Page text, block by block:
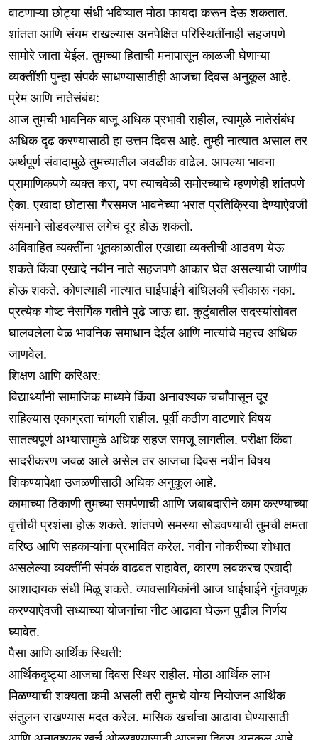
वाटणाऱ्या छोट्या संधी भविष्यात मोठा फायदा करून देऊ शकतात.
शांतता आणि संयम राखल्यास अनपेक्षित परिस्थितींनाही सहजपणे
सामोरे जाता येईल. तुमच्या हिताची मनापासून काळजी घेणाऱ्या
व्यक्तींशी पुन्हा संपर्क साधण्यासाठीही आजचा दिवस अनुकूल आहे.
प्रेम आणि नातेसंबंध:
आज तुमची भावनिक बाजू अधिक प्रभावी राहील, त्यामुळे नातेसंबंध
अधिक दृढ करण्यासाठी हा उत्तम दिवस आहे. तुम्ही नात्यात असाल तर
अर्थपूर्ण संवादामुळे तुमच्यातील जवळीक वाढेल. आपल्या भावना
प्रामाणिकपणे व्यक्त करा, पण त्याचवेळी समोरच्याचे म्हणणेही शांतपणे
ऐका. एखादा छोटासा गैरसमज भावनेच्या भरात प्रतिक्रिया देण्याऐवजी
संयमाने सोडवल्यास लगेच दूर होऊ शकतो.
अविवाहित व्यक्तींना भूतकाळातील एखाद्या व्यक्तीची आठवण येऊ
शकते किंवा एखादे नवीन नाते सहजपणे आकार घेत असल्याची जाणीव
होऊ शकते. कोणत्याही नात्यात घाईघाईने बांधिलकी स्वीकारू नका.
प्रत्येक गोष्ट नैसर्गिक गतीने पुढे जाऊ द्या. कुटुंबातील सदस्यांसोबत
घालवलेला वेळ भावनिक समाधान देईल आणि नात्यांचे महत्त्व अधिक
जाणवेल.
शिक्षण आणि करिअर:
विद्यार्थ्यांनी सामाजिक माध्यमे किंवा अनावश्यक चर्चांपासून दूर
राहिल्यास एकाग्रता चांगली राहील. पूर्वी कठीण वाटणारे विषय
सातत्यपूर्ण अभ्यासामुळे अधिक सहज समजू लागतील. परीक्षा किंवा
सादरीकरण जवळ आले असेल तर आजचा दिवस नवीन विषय
शिकण्यापेक्षा उजळणीसाठी अधिक अनुकूल आहे.
कामाच्या ठिकाणी तुमच्या समर्पणाची आणि जबाबदारीने काम करण्याच्या
वृत्तीची प्रशंसा होऊ शकते. शांतपणे समस्या सोडवण्याची तुमची क्षमता
वरिष्ठ आणि सहकाऱ्यांना प्रभावित करेल. नवीन नोकरीच्या शोधात
असलेल्या व्यक्तींनी संपर्क वाढवत राहावेत, कारण लवकरच एखादी
आशादायक संधी मिळू शकते. व्यावसायिकांनी आज घाईघाईने गुंतवणूक
करण्याऐवजी सध्याच्या योजनांचा नीट आढावा घेऊन पुढील निर्णय
घ्यावेत.
पैसा आणि आर्थिक स्थिती:
आर्थिकदृष्ट्या आजचा दिवस स्थिर राहील. मोठा आर्थिक लाभ
मिळण्याची शक्यता कमी असली तरी तुमचे योग्य नियोजन आर्थिक
संतुलन राखण्यास मदत करेल. मासिक खर्चाचा आढावा घेण्यासाठी